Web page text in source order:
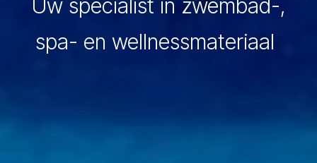
Uw specialist in zwembad-,
spa- en wellnessmateriaal